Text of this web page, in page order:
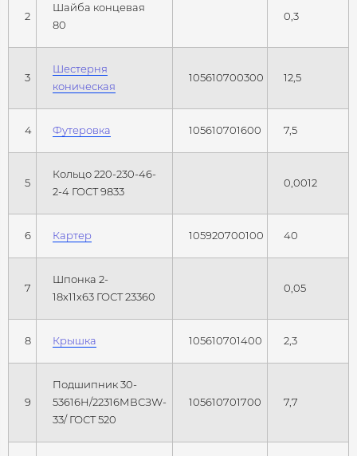
2
Шайба концевая
80
0,3
3
Шестерня
коническая
105610700300 12,5
4 Футеровка 105610701600 7,5
5
Кольцо 220-230-46-
2-4 ГОСТ 9833
0,0012
6 Картер 105920700100 40
7
Шпонка 2-
18х11х63 ГОСТ 23360
0,05
8 Крышка 105610701400 2,3
9
Подшипник 30-
53616Н/22316МВСЗW-
33/ ГОСТ 520
105610701700 7,7